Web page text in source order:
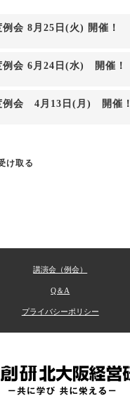
例会 8月25日(火) 開催！
例会 6月24日(水) 開催！
例会 4月13日(月) 開催！
け取る
講演会（例会）
Q＆A
プライバシーポリシー